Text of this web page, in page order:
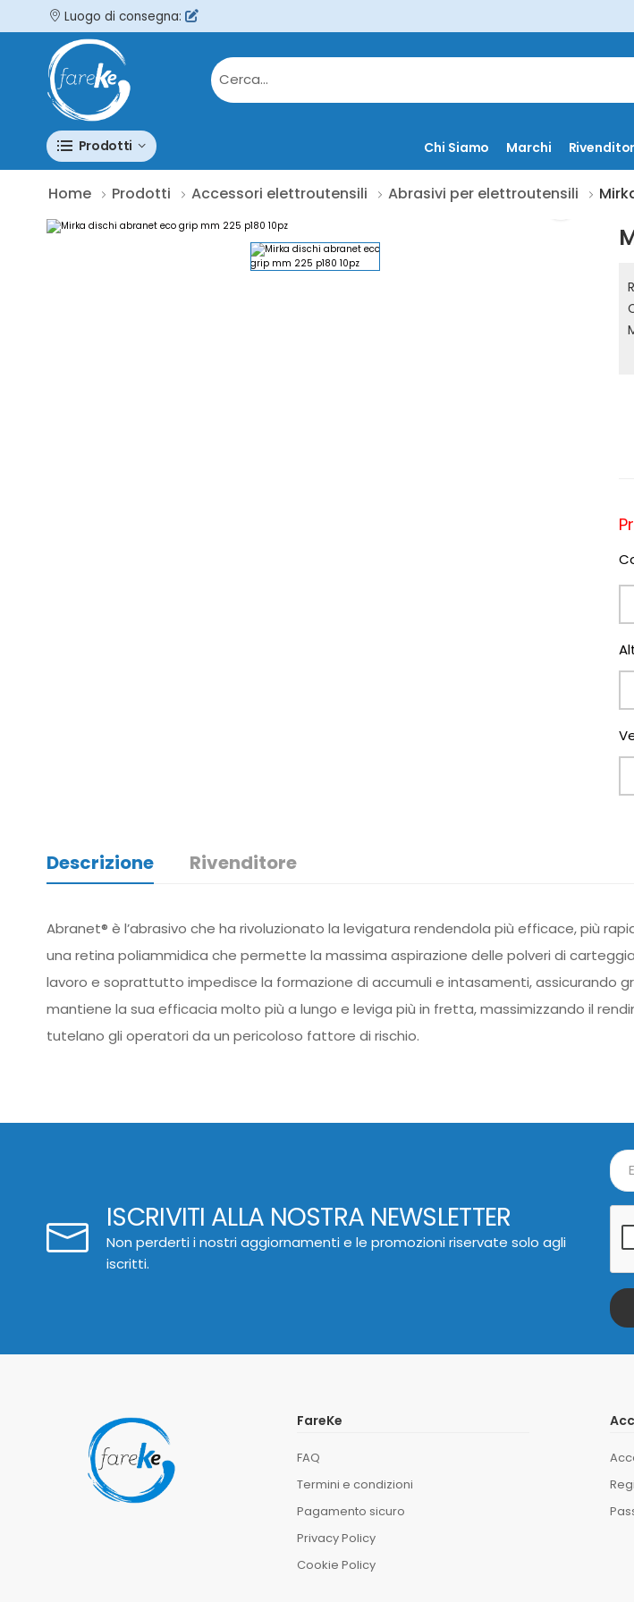
Luogo di consegna:
Prodotti Chi Siamo Marchi
Home Prodotti Accessori elettroutensili Abrasivi per elettroutensili
Descrizione Rivenditore
Abranet® è l’abrasivo che ha rivoluzionato la levigatura rendendola più efficace, più
una retina poliammidica che permette la massima aspirazione delle polveri di
lavoro e soprattutto impedisce la formazione di accumuli e intasamenti, assicurando
mantiene la sua efficacia molto più a lungo e leviga più in fretta, massimizzando il
tutelano gli operatori da un pericoloso fattore di rischio.
ISCRIVITI ALLA NOSTRA NEWSLETTER
Non perderti i nostri aggiornamenti e le promozioni riservate solo agli
iscritti.
FareKe
FAQ
Termini e condizioni
Pagamento sicuro
Privacy Policy
Cookie Policy